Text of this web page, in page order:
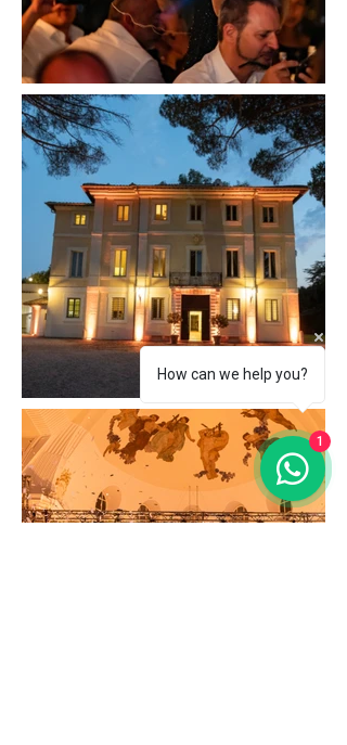
How can we help you?
1